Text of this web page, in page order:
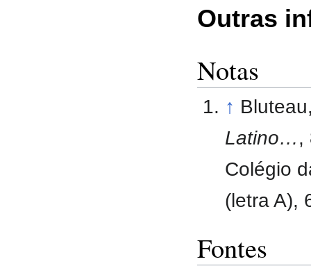
Outras
Notas
↑
Latino…,
Colégio
(letra A),
Fontes